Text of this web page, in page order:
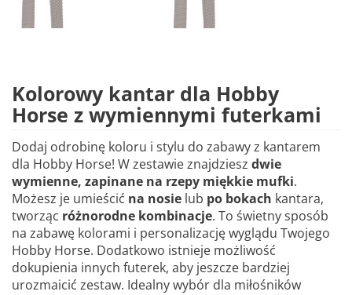
Kolorowy kantar dla Hobby
Horse z wymiennymi futerkami
Dodaj odrobinę koloru i stylu do zabawy z kantarem
dla Hobby Horse! W zestawie znajdziesz dwie
wymienne, zapinane na rzepy miękkie mufki.
Możesz je umieścić na nosie lub po bokach kantara,
tworząc różnorodne kombinacje. To świetny sposób
na zabawę kolorami i personalizację wyglądu Twojego
Hobby Horse. Dodatkowo istnieje możliwość
dokupienia innych futerek, aby jeszcze bardziej
urozmaicić zestaw. Idealny wybór dla miłośników